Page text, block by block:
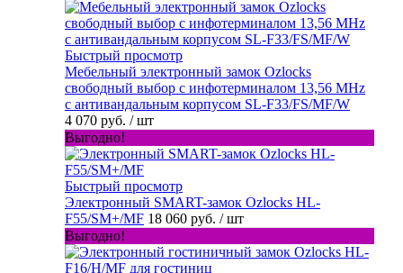
Быстрый просмотр
Мебельный электронный замок Ozlocks
свободный выбор с инфотерминалом 13,56 MHz
с антивандальным корпусом SL-F33/FS/MF/W
4 070 руб. / шт
Выгодно!
Быстрый просмотр
Электронный SMART-замок Ozlocks HL-
F55/SM+/MF 18 060 руб. / шт
Выгодно!